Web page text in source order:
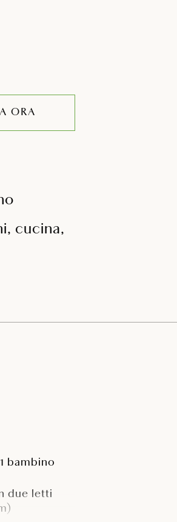
ORA
cucina,
bambino
due letti